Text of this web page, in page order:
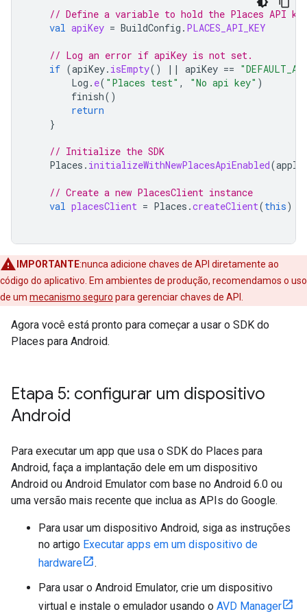
// Define a variable to hold the Places API
val apiKey = BuildConfig . PLACES_API_KEY
// Log an error if apiKey is not set.
if (apiKey. isEmpty() || apiKey ==
Log . e( "Places test" , "No api key" )
finish()
return
}
// Initialize the SDK
Places . initializeWithNewPlacesApiEnabled(
// Create a new PlacesClient instance
val placesClient = Places .createClient(this)
IMPORTANTE:nunca adicione chaves de API diretamente ao
código do aplicativo. Em ambientes de produção, recomendamos o uso
de um mecanismo seguro para gerenciar chaves de API.
Agora você está pronto para começar a usar o SDK do
Places para Android.
Etapa 5: configurar um dispositivo
Android
Para executar um app que usa o SDK do Places para
Android, faça a implantação dele em um dispositivo
Android ou Android Emulator com base no Android 6.0 ou
uma versão mais recente que inclua as APIs do Google.
Para usar um dispositivo Android, siga as instruções
no artigo Executar apps em um dispositivo de
hardware
.
Para usar o Android Emulator, crie um dispositivo
virtual e instale o emulador usando o AVD Manager